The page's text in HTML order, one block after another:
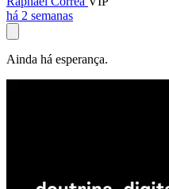
há 2 semanas
Ainda há esperança.